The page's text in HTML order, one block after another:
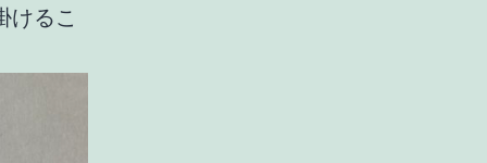
けるこ